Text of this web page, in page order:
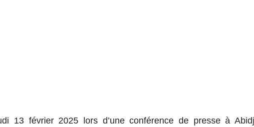
13 février 2025 lors d’une conférence de presse à